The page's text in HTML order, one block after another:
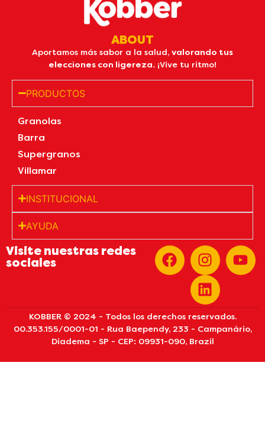
ABOUT
Aportamos más sabor a la salud, valorando tus
elecciones con ligereza. ¡Vive tu ritmo!
PRODUCTOS
Granolas
Barra
Supergranos
Villamar
INSTITUCIONAL
AYUDA
Visite nuestras redes
sociales
KOBBER © 2024 - Todos los derechos reservados.
00.353.155/0001-01 - Rua Baependy, 233 - Campanário,
Diadema - SP - CEP: 09931-090, Brazil